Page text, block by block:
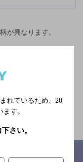
が異なります。
ム・モルツが飲める,食
達人店
れているため、 20
す。
さい。